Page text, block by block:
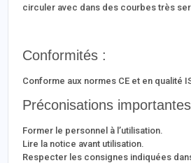
circuler avec dans des courbes très
Conformités :
Conforme aux normes CE et en qualité
Préconisations
Former le personnel à l’utilisation.
Lire la notice avant utilisation.
Respecter les consignes indiquées